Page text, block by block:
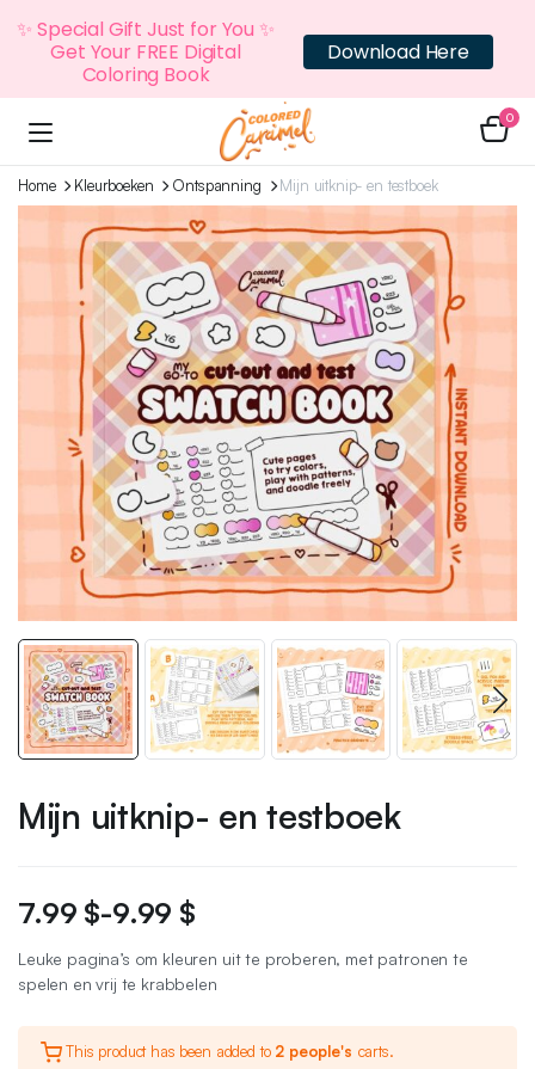
0
Home Kleurboeken Ontspanning Mijn uitknip- en testboek
Mijn uitknip- en testboek
7.99 $-9.99 $
Leuke pagina’s om kleuren uit te proberen, met patronen te
spelen en vrij te krabbelen
This product has been added to 2 people's carts.
✨ Special Gift Just for You ✨
Get Your FREE Digital
Coloring Book
Download Here